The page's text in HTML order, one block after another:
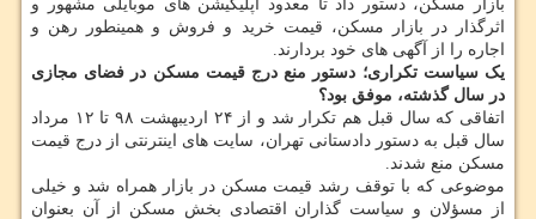
بازار مسکن، دستور داد تا معدود اپلیکیشن های موبایلی مشهور و
اثرگذار در بازار مسکن، قیمت خرید و فروش و همینطور رهن و
اجاره را از آگهی های خود بردارند.
یک سیاست تکراری؛ دستور منع درج قیمت مسکن در فضای مجازی
در سال گذشته، موفق بود؟
اتفاقی که سال قبل هم تکرار شد و از ۲۴ اردیبهشت ۹۸ تا ۱۲ مرداد
سال قبل به دستور دادستانی تهران، سایت های اینترنتی از درج قیمت
مسکن منع شدند.
موضوعی که با توقف رشد قیمت مسکن در بازار همراه شد و خیلی
از مسؤلان و سیاست گذاران اقتصادی بخش مسکن از آن بعنوان